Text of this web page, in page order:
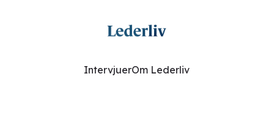
IntervjuerOm Lederliv